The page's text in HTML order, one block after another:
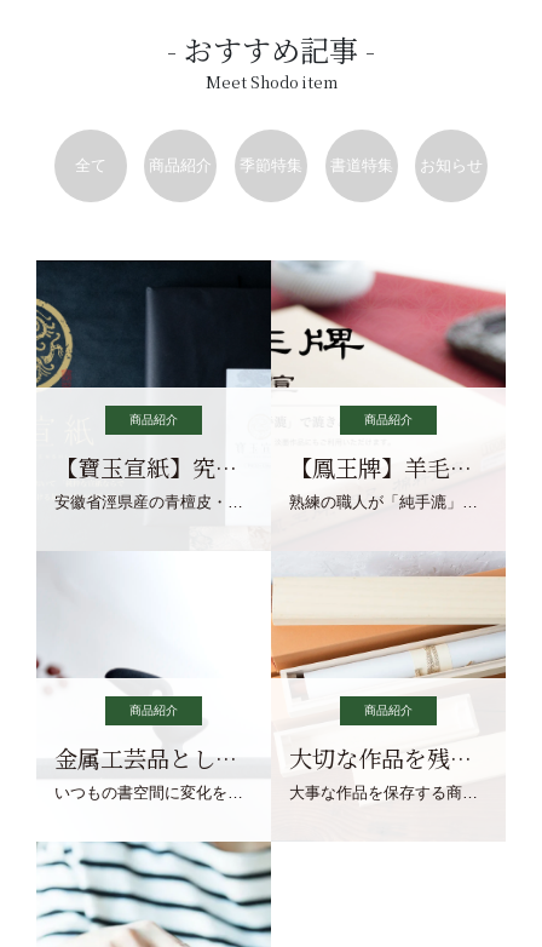
おすすめ記事
Meet Shodo item
全て 商品紹介 季節特集 書道特集 お知らせ
商品紹介
【寶玉宣紙】究極の純粋な宣紙を目指す寶玉宣紙
安徽省涇県産の青檀皮・砂田稲藁・清らかな渓流水、熟練手漉き職人の卓越した手漉技術による最高級の純宣紙です。
商品紹介
【鳳王牌】羊毛筆×濃墨での揮毫に最適な宣紙系画仙紙
熟練の職人が「純手漉」で漉きあげる書画紙。宣紙を好まれるお客様向けの棉料単宣に漉きあげました。
商品紹介
金属工芸品としての文鎮
いつもの書空間に変化を与えてくれる、見ているだけで愉しくなる金属工芸品の文鎮をご紹介します。
商品紹介
大切な作品を残す作品保存商品
大事な作品を保存する商品を取りまとめてご紹介ます。